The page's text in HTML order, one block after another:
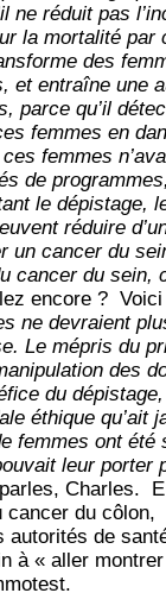
ne réduit pas
la mortalité
des
et entraîne une
parce qu’il
femmes en
femmes
de
le dépistage,
réduire
un cancer du
cancer du
encore ?
ne devraient
Le mépris du
des
du
éthique qu’ait
femmes ont été
leur
Charles.
cancer du
autorités de
à « aller